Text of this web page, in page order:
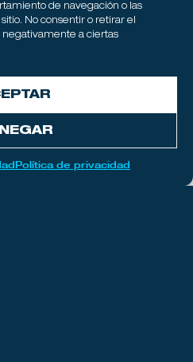
de navegación o las
No consentir o retirar el
a ciertas
Política de privacidad
portal de
activas